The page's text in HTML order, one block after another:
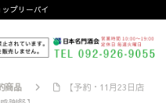
プリーバイ
商品
【予約・11月23日店